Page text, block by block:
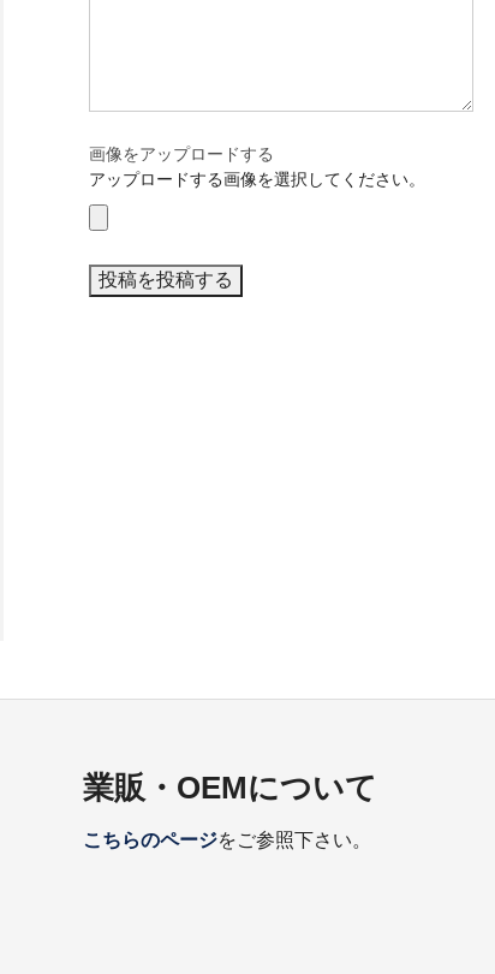
画像をアップロードする
アップロードする画像を選択してください。
業販・OEMについて
こちらのページをご参照下さい。